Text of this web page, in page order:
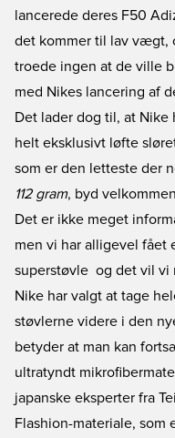
lancerede deres F50
det kommer til lav vægt,
troede ingen at de ville
med Nikes lancering af
Det lader dog til, at
helt eksklusivt løfte
som er den letteste der
112 gram, byd
Det er ikke meget
men vi har alligevel fået
superstøvle  og det vil
Nike har valgt at tage
støvlerne videre i den
betyder at man kan
ultratyndt
japanske eksperter fra
Flashion-materiale, som